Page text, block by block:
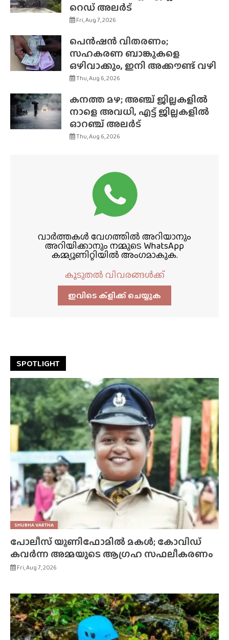
റെഡ് അലർട്
Fri, Aug 7, 2026
പെൻഷൻ വിതരണം;
സഹകരണ ബാങ്കുകളെ
ഒഴിവാക്കും, ഇനി അക്കൗണ്ട് വഴി
Thu, Aug 6, 2026
കനത്ത മഴ; അഞ്ച് ജില്ലകളിൽ
നാളെ അവധി, എട്ട് ജില്ലകളിൽ
ഓറഞ്ച് അലർട്
Thu, Aug 6, 2026
വാർത്തകൾ വേഗത്തിൽ അറിയാനും
അറിയിക്കാനും നമ്മുടെ WhatsApp
കമ്മ്യൂണിറ്റിയിൽ അംഗമാകുക.
കൂടുതൽ വിവരങ്ങൾക്ക്
ഇവിടെ ക്ളിക്ക്‌ ചെയ്യുക
SPOTLIGHT
SHUBHA VARTHA
പോലീസ് യൂണിഫോമിൽ മകൾ; കോവിഡ്
കവർന്ന അമ്മയുടെ ആഗ്രഹ സഫലീകരണം
Fri, Aug 7, 2026